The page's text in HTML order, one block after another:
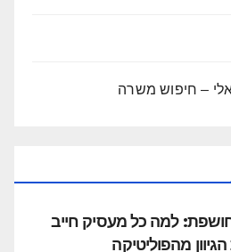
– חיפוש משרה
למה כל מעסיק חייב
מהפוליטיקה